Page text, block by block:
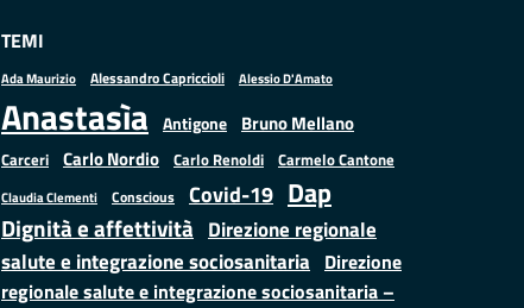
TEMI
Ada Maurizio Alessandro Capriccioli Alessio D'Amato
Anastasìa Antigone Bruno Mellano
Carceri Carlo Nordio Carlo Renoldi Carmelo Cantone
Claudia Clementi Conscious Covid-19 Dap
Dignità e affettività Direzione regionale
salute e integrazione sociosanitaria Direzione
regionale salute e integrazione sociosanitaria –